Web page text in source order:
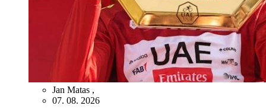
Jan Matas ,
07. 08. 2026